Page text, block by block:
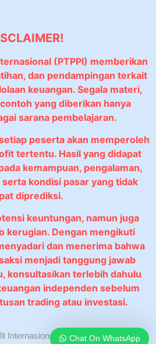
(PTPPI) memberikan
dan pendampingan terkait
keuangan. Segala materi,
yang diberikan hanya
sarana pembelajaran.
peserta akan memperoleh
tertentu. Hasil yang didapat
kemampuan, pengalaman,
kondisi pasar yang tidak
diprediksi.
keuntungan, namun juga
kerugian. Dengan mengikuti
dan menerima bahwa
menjadi tanggung jawab
konsultasikan terlebih dahulu
independen sebelum
trading atau investasi.
Internasional. All rights reserved.
Chat On WhatsApp